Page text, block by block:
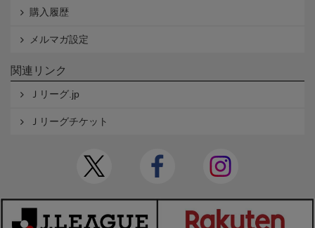
購入履歴
メルマガ設定
関連リンク
Ｊリーグ.jp
Ｊリーグチケット